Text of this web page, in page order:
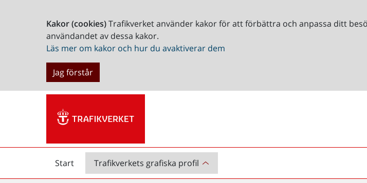
Kakor (cookies)Trafikverket använder kakor för att förbättra och anpassa ditt
användandet av dessa kakor.
Läs mer om kakor och hur du avaktiverar dem
Jag förstår
Start
Start Trafikverkets grafiska profil